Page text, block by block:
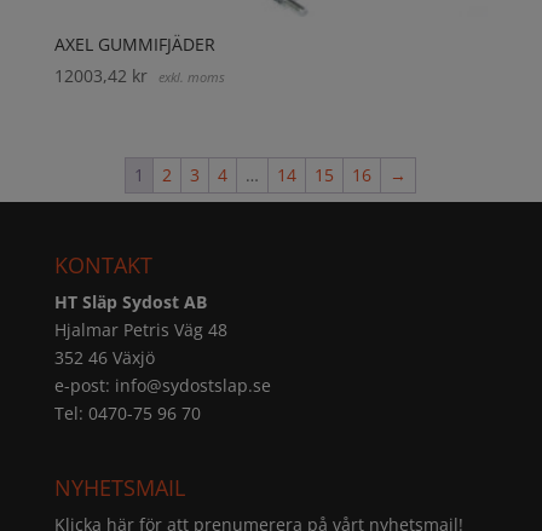
AXEL GUMMIFJÄDER
12003,42 kr exkl. moms
1 2 3 4 … 14 15 16 →
KONTAKT
HT Släp Sydost AB
Hjalmar Petris Väg 48
352 46 Växjö
e-post: info@sydostslap.se
Tel: 0470-75 96 70
NYHETSMAIL
Klicka här för att prenumerera på vårt nyhetsmail!